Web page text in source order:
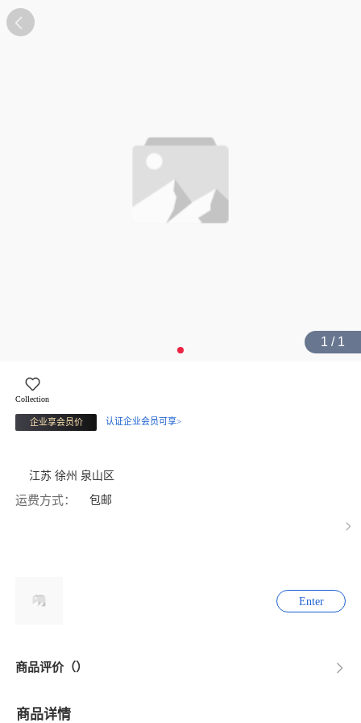
1 / 1
Collection
企业享会员价 认证企业会员可享>
江苏 徐州 泉山区
运费方式： 包邮
Enter
商品评价（）
商品详情